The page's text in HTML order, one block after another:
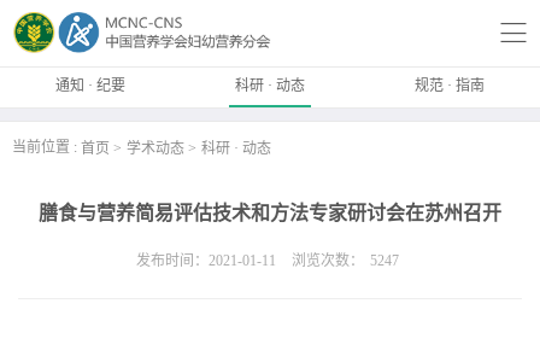
通知 · 纪要 科研 · 动态 规范 · 指南
当前位置 : 首页 学术动态 科研 · 动态
膳食与营养简易评估技术和方法专家研讨会在苏州召开
发布时间：2021-01-11 浏览次数： 5247